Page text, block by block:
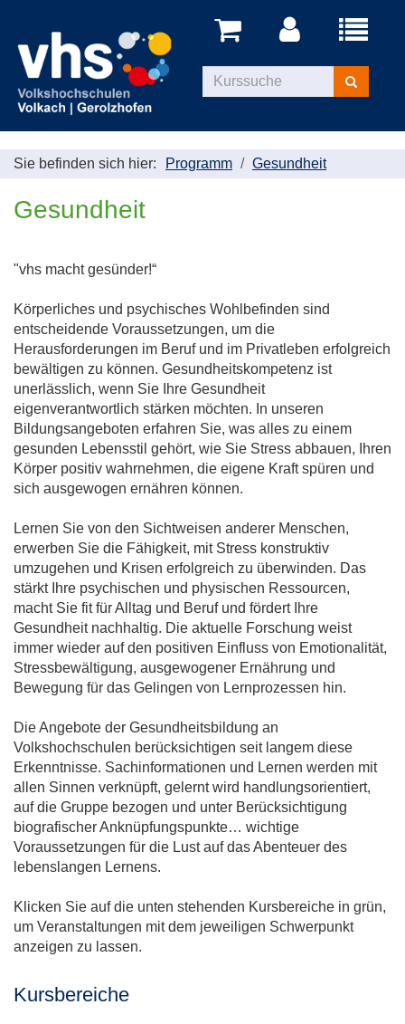
Menü
Kurse
suchen
Sie befinden sich hier: Programm Gesundheit
Gesundheit
"vhs macht gesünder!“
Körperliches und psychisches Wohlbefinden sind
entscheidende Voraussetzungen, um die
Herausforderungen im Beruf und im Privatleben erfolgreich
bewältigen zu können. Gesundheitskompetenz ist
unerlässlich, wenn Sie Ihre Gesundheit
eigenverantwortlich stärken möchten. In unseren
Bildungsangeboten erfahren Sie, was alles zu einem
gesunden Lebensstil gehört, wie Sie Stress abbauen, Ihren
Körper positiv wahrnehmen, die eigene Kraft spüren und
sich ausgewogen ernähren können.
Lernen Sie von den Sichtweisen anderer Menschen,
erwerben Sie die Fähigkeit, mit Stress konstruktiv
umzugehen und Krisen erfolgreich zu überwinden. Das
stärkt Ihre psychischen und physischen Ressourcen,
macht Sie fit für Alltag und Beruf und fördert Ihre
Gesundheit nachhaltig. Die aktuelle Forschung weist
immer wieder auf den positiven Einfluss von Emotionalität,
Stressbewältigung, ausgewogener Ernährung und
Bewegung für das Gelingen von Lernprozessen hin.
Die Angebote der Gesundheitsbildung an
Volkshochschulen berücksichtigen seit langem diese
Erkenntnisse. Sachinformationen und Lernen werden mit
allen Sinnen verknüpft, gelernt wird handlungsorientiert,
auf die Gruppe bezogen und unter Berücksichtigung
biografischer Anknüpfungspunkte… wichtige
Voraussetzungen für die Lust auf das Abenteuer des
lebenslangen Lernens.
Klicken Sie auf die unten stehenden Kursbereiche in grün,
um Veranstaltungen mit dem jeweiligen Schwerpunkt
anzeigen zu lassen.
Kursbereiche